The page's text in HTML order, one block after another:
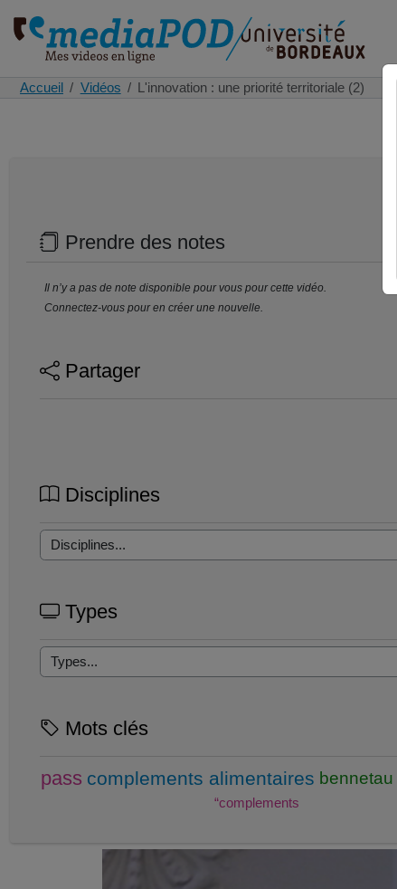
Accueil Vidéos L'innovation : une priorité territoriale (2)
Prendre des notes
Il n’y a pas de note disponible pour vous pour cette vidéo.
Connectez-vous pour en créer une nouvelle.
Partager
Disciplines
Types
Mots clés
pass complements alimentaires bennetau
“complements